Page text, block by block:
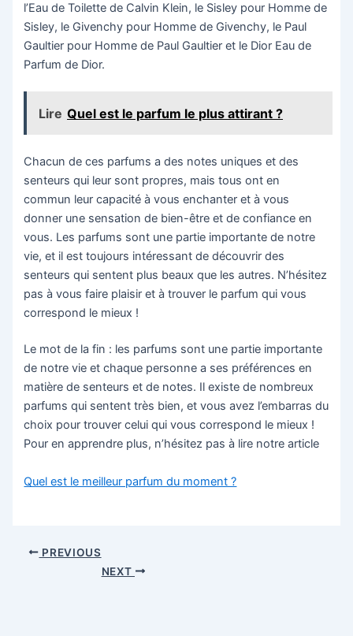
l’Eau de Toilette de Calvin Klein, le Sisley pour Homme de
Sisley, le Givenchy pour Homme de Givenchy, le Paul
Gaultier pour Homme de Paul Gaultier et le Dior Eau de
Parfum de Dior.
Lire Quel est le parfum le plus attirant ?
Chacun de ces parfums a des notes uniques et des
senteurs qui leur sont propres, mais tous ont en
commun leur capacité à vous enchanter et à vous
donner une sensation de bien-être et de confiance en
vous. Les parfums sont une partie importante de notre
vie, et il est toujours intéressant de découvrir des
senteurs qui sentent plus beaux que les autres. N’hésitez
pas à vous faire plaisir et à trouver le parfum qui vous
correspond le mieux !
Le mot de la fin : les parfums sont une partie importante
de notre vie et chaque personne a ses préférences en
matière de senteurs et de notes. Il existe de nombreux
parfums qui sentent très bien, et vous avez l’embarras du
choix pour trouver celui qui vous correspond le mieux !
Pour en apprendre plus, n’hésitez pas à lire notre article
Quel est le meilleur parfum du moment ?
Post PREVIOUS
NEXT